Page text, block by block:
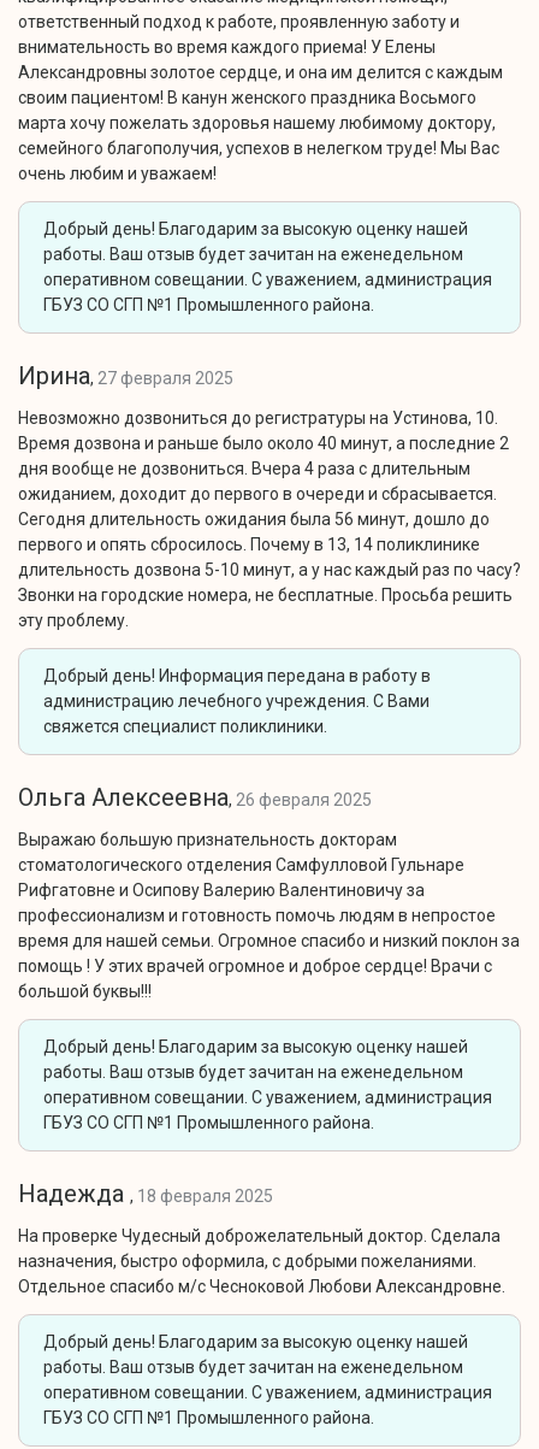
ответственный подход к работе, проявленную заботу и
внимательность во время каждого приема! У Елены
Александровны золотое сердце, и она им делится с каждым
своим пациентом! В канун женского праздника Восьмого
марта хочу пожелать здоровья нашему любимому доктору,
семейного благополучия, успехов в нелегком труде! Мы Вас
очень любим и уважаем!
Добрый день! Благодарим за высокую оценку нашей
работы. Ваш отзыв будет зачитан на еженедельном
оперативном совещании. С уважением, администрация
ГБУЗ СО СГП №1 Промышленного района.
Ирина, 27 февраля 2025
Невозможно дозвониться до регистратуры на Устинова, 10.
Время дозвона и раньше было около 40 минут, а последние 2
дня вообще не дозвониться. Вчера 4 раза с длительным
ожиданием, доходит до первого в очереди и сбрасывается.
Сегодня длительность ожидания была 56 минут, дошло до
первого и опять сбросилось. Почему в 13, 14 поликлинике
длительность дозвона 5-10 минут, а у нас каждый раз по часу?
Звонки на городские номера, не бесплатные. Просьба решить
эту проблему.
Добрый день! Информация передана в работу в
администрацию лечебного учреждения. С Вами
свяжется специалист поликлиники.
Ольга Алексеевна, 26 февраля 2025
Выражаю большую признательность докторам
стоматологического отделения Самфулловой Гульнаре
Рифгатовне и Осипову Валерию Валентиновичу за
профессионализм и готовность помочь людям в непростое
время для нашей семьи. Огромное спасибо и низкий поклон за
помощь ! У этих врачей огромное и доброе сердце! Врачи с
большой буквы!!!
Добрый день! Благодарим за высокую оценку нашей
работы. Ваш отзыв будет зачитан на еженедельном
оперативном совещании. С уважением, администрация
ГБУЗ СО СГП №1 Промышленного района.
Надежда , 18 февраля 2025
На проверке Чудесный доброжелательный доктор. Сделала
назначения, быстро оформила, с добрыми пожеланиями.
Отдельное спасибо м/с Чесноковой Любови Александровне.
Добрый день! Благодарим за высокую оценку нашей
работы. Ваш отзыв будет зачитан на еженедельном
оперативном совещании. С уважением, администрация
ГБУЗ СО СГП №1 Промышленного района.